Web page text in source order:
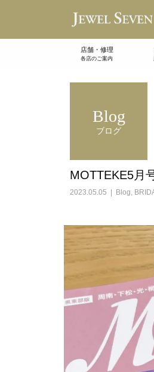
店舗・修理
各店のご案内
Blog
ブログ
MOTTEKE5月
2023.05.05 Blog,